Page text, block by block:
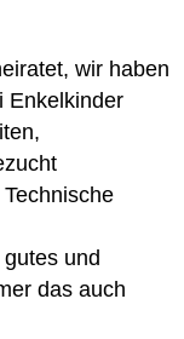
wir haben
Enkelkinder
und
das auch